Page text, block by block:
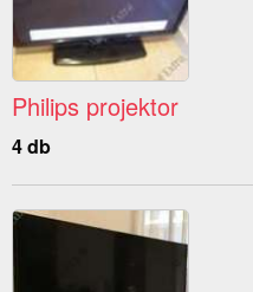
Philips projektor
4 db